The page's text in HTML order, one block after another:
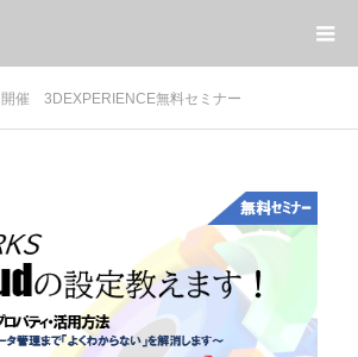
催 3DEXPERIENCE無料セミナー